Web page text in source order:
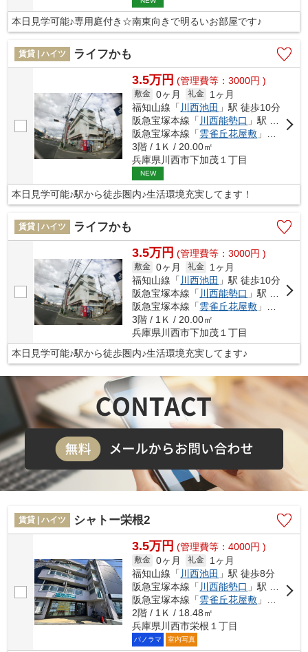
本日見学可能♪専用庭付き☆南東向きで明るいお部屋です♪
賃貸 | ハイツ ライフかも
3.5万円 (管理費等：3000円 )
敷金 0ヶ月 礼金
1ヶ月
福知山線「 川西池田 」駅 徒歩10分
阪急宝塚本線「 川西能勢口 」駅 徒歩13分
阪急宝塚本線「雲雀丘花屋敷 」駅 徒歩23分
3階 / 1Ｋ / 20.00㎡
兵庫県川西市下加茂１丁目
NEW
本日見学可能♪駅から徒歩圏内♪生活環境充実してます！
賃貸 | ハイツ ライフかも
3.5万円 (管理費等：3000円 )
敷金 0ヶ月 礼金
1ヶ月
福知山線「 川西池田 」駅 徒歩10分
阪急宝塚本線「 川西能勢口 」駅 徒歩13分
阪急宝塚本線「雲雀丘花屋敷 」駅 徒歩22分
3階 / 1Ｋ / 20.00㎡
兵庫県川西市下加茂１丁目
本日見学可能♪駅から徒歩圏内♪生活環境充実してます♪
賃貸 | ハイツ シャトー栄根2
3.5万円 (管理費等：4000円 )
敷金 0ヶ月 礼金
1ヶ月
福知山線「 川西池田 」駅 徒歩8分
阪急宝塚本線「 川西能勢口 」駅 徒歩9分
阪急宝塚本線「雲雀丘花屋敷 」駅 徒歩20分
2階 / 1Ｋ / 18.48㎡
兵庫県川西市栄根１丁目
パノラマ 室内写真